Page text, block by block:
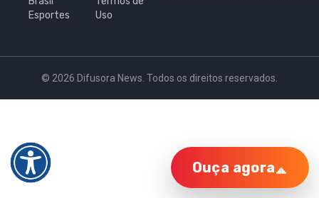
Esportes
Uso
© 2026 Difusora News. Todos os direitos reservados.
Ouça agora